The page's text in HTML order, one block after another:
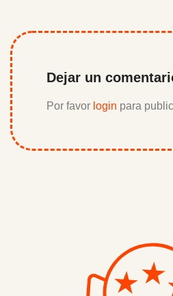
Dejar un
Por favor login para